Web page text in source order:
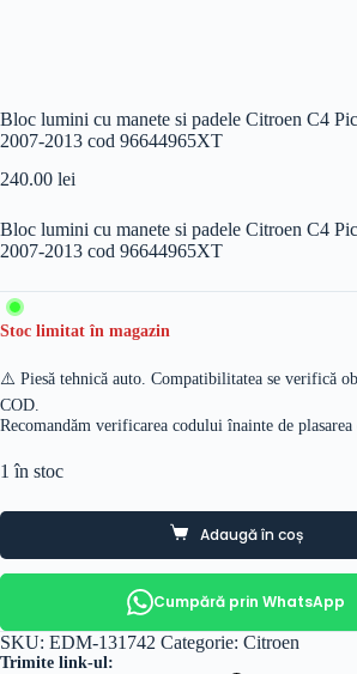
Bloc lumini cu manete si padele Citroen C4
2007-2013 cod 96644965XT
240.00 lei
Bloc lumini cu manete si padele Citroen C4
2007-2013 cod 96644965XT
Stoc limitat în magazin
⚠️ Piesă tehnică auto. Compatibilitatea se verifică
COD.
Recomandăm verificarea codului înainte de
1 în stoc
Adaugă în coș
Cumpără prin WhatsApp
SKU: EDM-131742 Categorie: Citroen
Trimite link-ul: